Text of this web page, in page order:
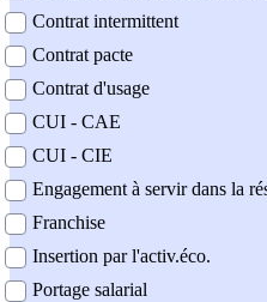
Contrat intermittent
Contrat pacte
Contrat d'usage
CUI - CAE
CUI - CIE
Engagement à servir dans la
Franchise
Insertion par l'activ.éco.
Portage salarial